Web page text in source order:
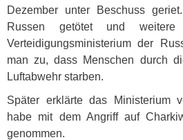
Dezember unter Beschuss
Russen getötet und
Verteidigungsministerium der
man zu, dass Menschen durch
Luftabwehr starben.
Später erklärte das Ministerium
habe mit dem Angriff auf
genommen.